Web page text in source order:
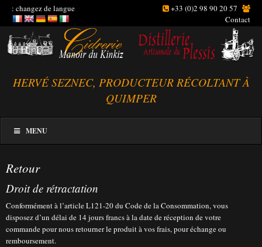
: changez de langue
+33 (0)2 98 90 20 57
Contact
HERVÉ SEZNEC, PRODUCTEUR RÉCOLTANT À
QUIMPER
MENU
Retour
Droit de rétractation
Conformément à l’article L121-20 du Code de la Consommation, vous
disposez d’un délai de 14 jours francs à la date de réception de votre
commande pour nous retourner le produit à vos frais, pour échange ou
remboursement.